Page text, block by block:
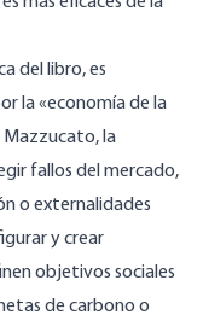
del libro, es
la «economía de la
Mazzucato, la
fallos del mercado,
o externalidades
y crear
objetivos sociales
de carbono o